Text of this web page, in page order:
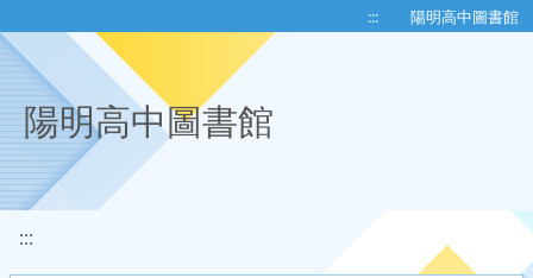
::: 陽明高中圖書館
陽明高中圖書館
:::